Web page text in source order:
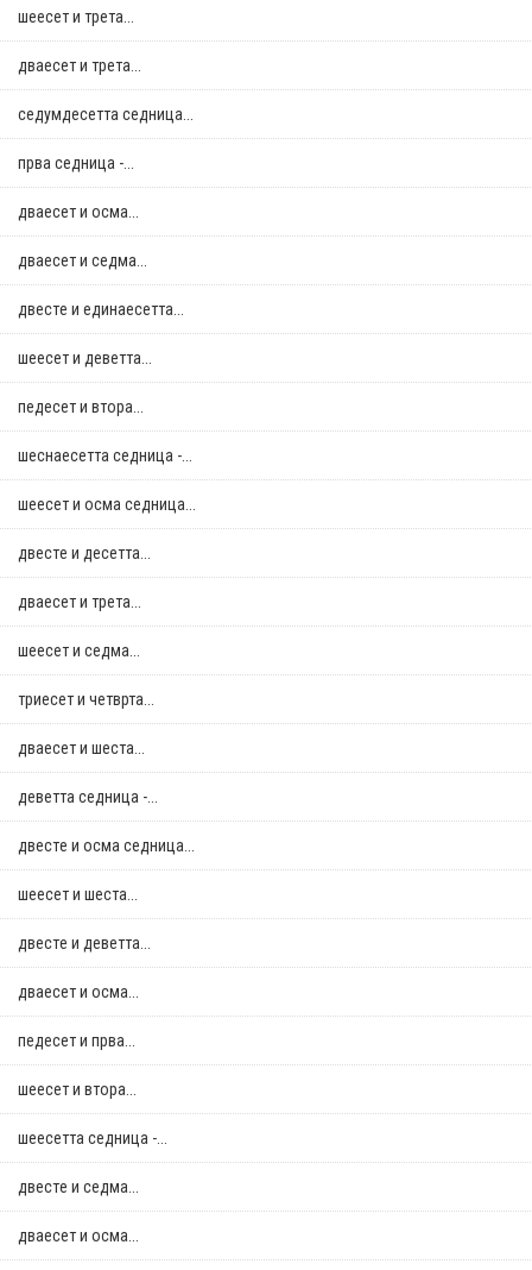
шеесет и трета...
дваесет и трета...
седумдесетта седница...
прва седница -...
дваесет и осма...
дваесет и седма...
двестe и единаесетта...
шеесет и деветта...
педесет и втора...
шеснаесетта седница -...
шеесет и осма седница...
двестe и десетта...
дваесет и трета...
шеесет и седма...
триесет и четврта...
дваесет и шеста...
деветта седница -...
двестe и осма седница...
шеесет и шеста...
двестe и деветта...
дваесет и осма...
педесет и прва...
шеесет и втора...
шеесетта седница -...
двестe и седма...
дваесет и осма...